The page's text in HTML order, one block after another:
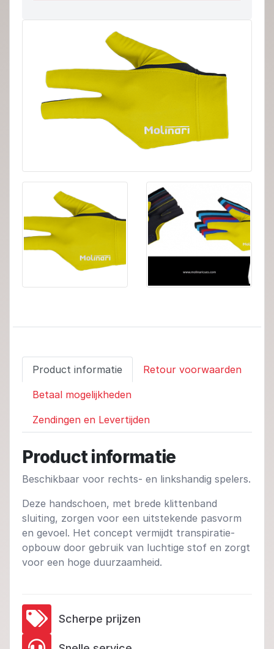
Product informatie Retour voorwaarden
Betaal mogelijkheden
Zendingen en Levertijden
Product informatie
Beschikbaar voor rechts- en linkshandig spelers.
Deze handschoen, met brede klittenband
sluiting, zorgen voor een uitstekende pasvorm
en gevoel. Het concept vermijdt transpiratie-
opbouw door gebruik van luchtige stof en zorgt
voor een hoge duurzaamheid.
Scherpe prijzen